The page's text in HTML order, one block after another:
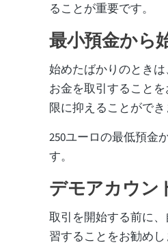
ることが重要です。
最小預金から
始めたばかりのとき
お金を取引すること
限に抑えることができ
250ユーロの最低預金
す。
デモアカウン
取引を開始する前に
習することをお勧め